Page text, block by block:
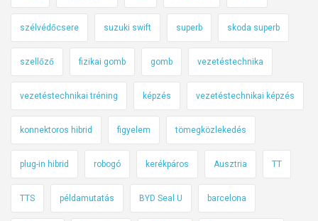
szélvédőcsere suzuki swift superb skoda superb
szellőző fizikai gomb gomb vezetéstechnika
vezetéstechnikai tréning képzés vezetéstechnikai képzés
konnektoros hibrid figyelem tömegközlekedés
plug-in hibrid robogó kerékpáros Ausztria TT
TTS példamutatás BYD Seal U barcelona